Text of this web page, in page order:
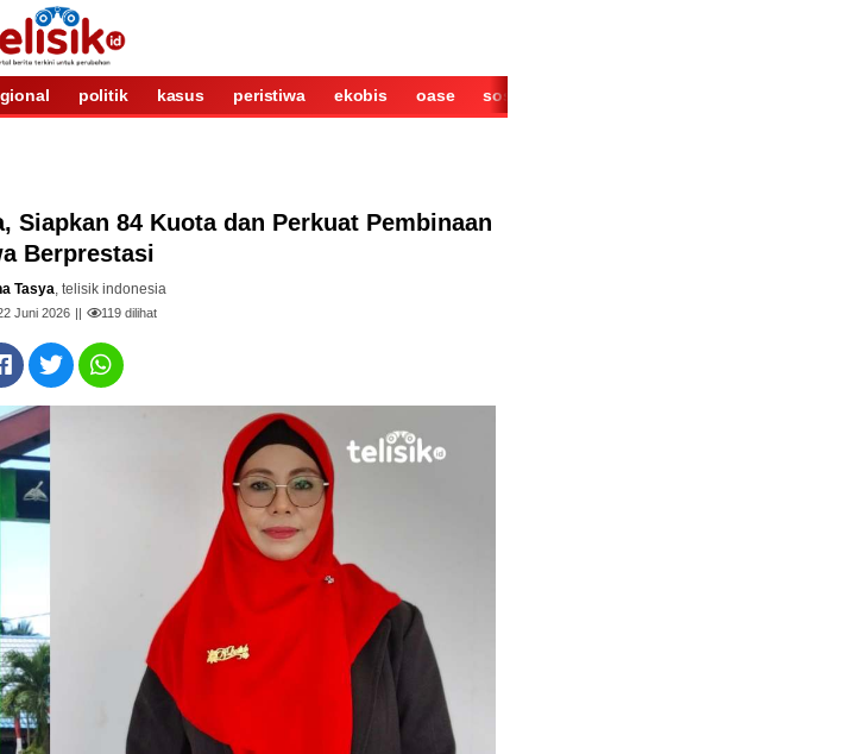
politik kasus peristiwa ekobis oase sosok
Siapkan 84 Kuota dan Perkuat Pembinaan
Berprestasi
Tasya, telisik indonesia
Juni 2026 119 dilihat